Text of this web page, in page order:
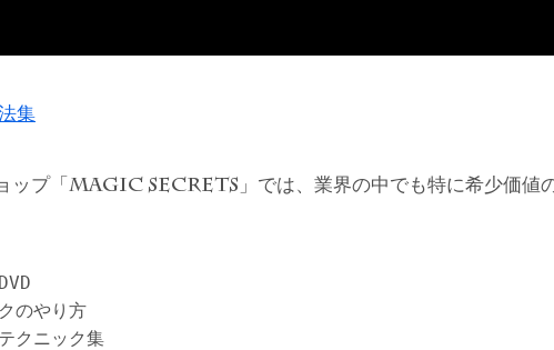
集
ップ「 MAGIC SECRETS 」では、業界の中でも特に希少価
のやり方
クニック集